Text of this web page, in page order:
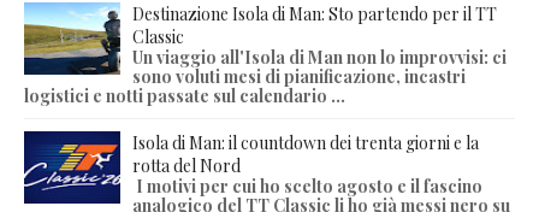
Destinazione Isola di Man: Sto partendo per il TT
Classic
Un viaggio all'Isola di Man non lo improvvisi: ci
sono voluti mesi di pianificazione, incastri
logistici e notti passate sul calendario ...
Isola di Man: il countdown dei trenta giorni e la
rotta del Nord
I motivi per cui ho scelto agosto e il fascino
analogico del TT Classic li ho già messi nero su